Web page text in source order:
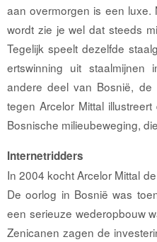
aan overmorgen is een luxe.
wordt zie je wel dat steeds
Tegelijk speelt dezelfde
ertswinning uit
andere deel van Bosnië, de
tegen Arcelor Mittal
Bosnische milieubeweging,
Internetridders
In 2004 kocht Arcelor Mittal
De oorlog in Bosnië was
een serieuze wederopbouw
Zenicanen zagen de